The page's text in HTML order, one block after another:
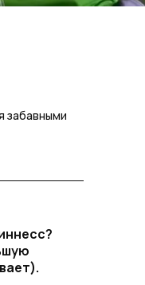
забавными